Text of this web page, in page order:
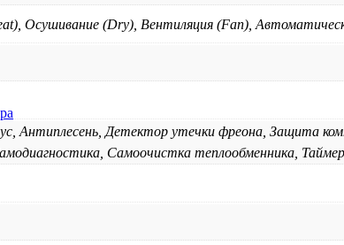
Осушивание (Dry), Вентиляция (Fan),
Антиплесень, Детектор утечки фреона, Защита
Самоочистка теплообменника,